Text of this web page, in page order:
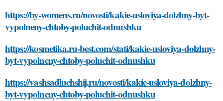
https://by-womens.ru/novosti/kakie-usloviya-dolzhny-byt-
vypolneny-chtoby-poluchit-odnushku
https://kosmetika.ru-best.com/stati/kakie-usloviya-dolzhny-
byt-vypolneny-chtoby-poluchit-odnushku
https://vashsadluchshij.ru/novosti/kakie-usloviya-dolzhny-
byt-vypolneny-chtoby-poluchit-odnushku